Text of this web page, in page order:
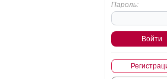
Пароль: